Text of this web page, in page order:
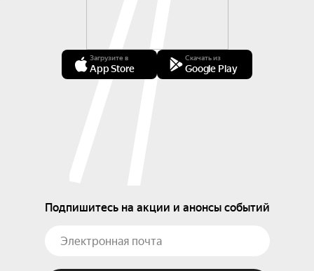
Загрузите в
App Store
Скачать из
Google Play
Подпишитесь на акции и анонсы событий